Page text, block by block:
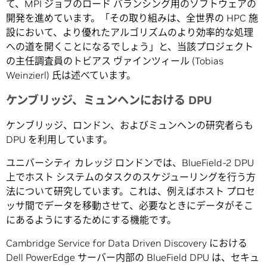
て、MPI ジョブのロード バランシング用のソフトウェアの
開発を進めています。「その取り組みは、全世界の HPC 施
設において、より優れたアルゴリズムのより効率的な処理
への道を開くことになるでしょう」と、当該プロジェクト
の主任調査員のトビアス ヴァインツィール (Tobias
Weinzierl) 氏は述べています。
ケンブリッジ、ミュンヘンにおける DPU
ケンブリッジ、ロンドン、およびミュンヘンの研究者らも
DPU を利用しています。
ユニバーシティ カレッジ ロンドンでは、BlueField-2 DPU
上でホスト システムのタスクのスケジューリングを行う方
法について研究しています。これは、例えばホスト プロセ
ッサ間でデータを移動させて、必要なときにデータがそこ
にあるようにするためにする機能です。
Cambridge Service for Data Driven Discovery における
Dell PowerEdge サーバー内部の BlueField DPU は、セキュ